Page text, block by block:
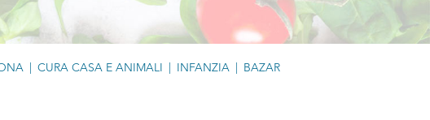
CURA CASA E ANIMALI INFANZIA BAZAR